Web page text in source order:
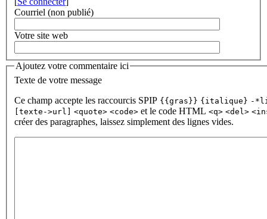
Courriel (non publié)
Votre site web
Ajoutez votre commentaire ici
Texte de votre message
Ce champ accepte les raccourcis SPIP {{gras}} {italique} -
[texte->url] <quote> <code> et le code HTML <q> <del>
créer des paragraphes, laissez simplement des lignes vides.